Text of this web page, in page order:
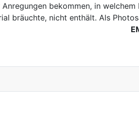
bekommen, in
bräuchte, nicht enthält. Als